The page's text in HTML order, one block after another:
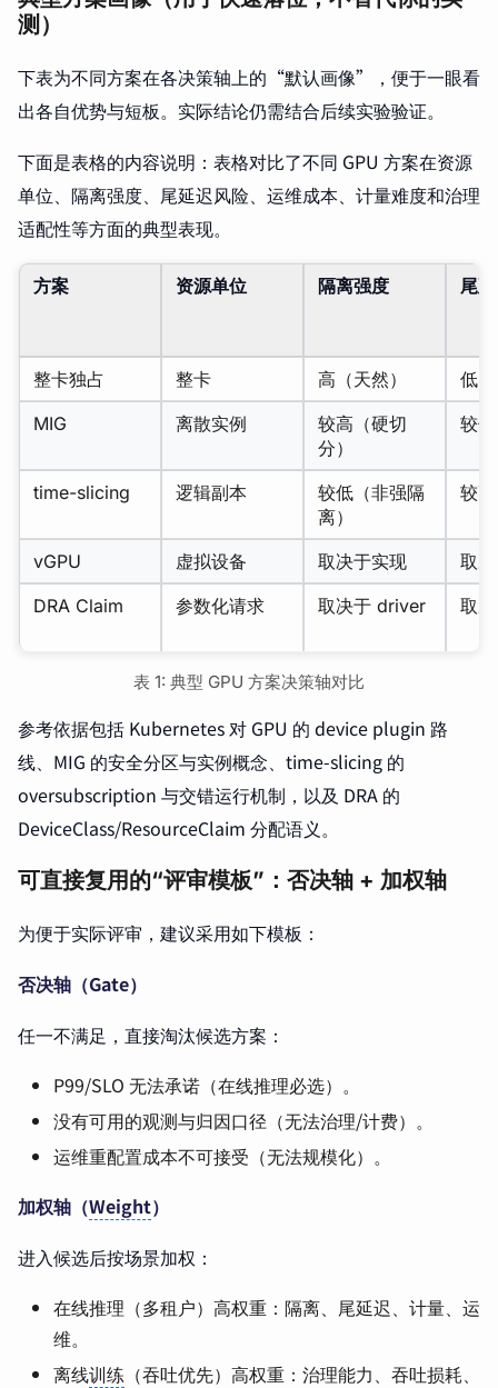
测）
下表为不同方案在各决策轴上的“默认画像”，便于一眼看
出各自优势与短板。实际结论仍需结合后续实验验证。
下面是表格的内容说明：表格对比了不同 GPU 方案在资源
单位、隔离强度、尾延迟风险、运维成本、计量难度和治理
适配性等方面的典型表现。
方案 资源单位 隔离强度 尾
整卡独占 整卡 高（天然）
低
MIG
离散实例
较高（硬切
分）
较低
time-slicing 逻辑副本
较低（非强隔
离）
较高
vGPU 虚拟设备 取决于实现
取
DRA Claim
参数化请求 取决于 driver 取
表 1: 典型 GPU 方案决策轴对比
参考依据包括 Kubernetes 对 GPU 的 device plugin 路
线、MIG 的安全分区与实例概念、time-slicing 的
oversubscription 与交错运行机制，以及 DRA 的
DeviceClass/ResourceClaim 分配语义。
可直接复用的“评审模板”：否决轴 + 加权轴
为便于实际评审，建议采用如下模板：
否决轴（Gate）
任一不满足，直接淘汰候选方案：
P99/SLO 无法承诺（在线推理必选）。
没有可用的观测与归因口径（无法治理/计费）。
运维重配置成本不可接受（无法规模化）。
加权轴（Weight）
进入候选后按场景加权：
在线推理（多租户）高权重：隔离、尾延迟、计量、运
维。
离线训练 （吞吐优先）高权重：治理能力、吞吐损耗、